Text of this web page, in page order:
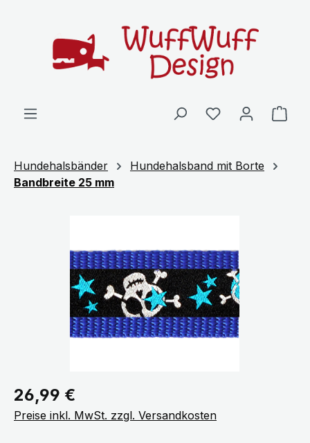
Hundehalsbänder
Hundehalsband mit Borte
Bandbreite 25 mm
Regulärer Preis:
26,99 €
Preise inkl. MwSt. zzgl. Versandkosten